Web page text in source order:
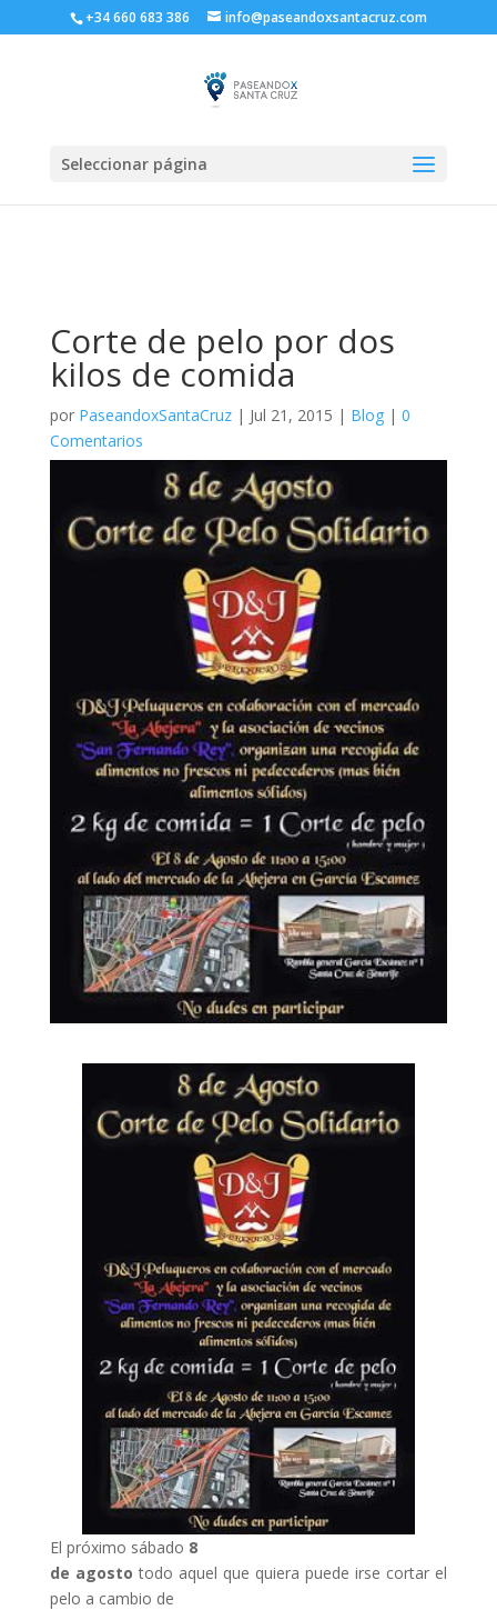
+34 660 683 386 info@paseandoxsantacruz.com
Seleccionar página
Corte de pelo por dos
kilos de comida
por PaseandoxSantaCruz| Jul 21, 2015 | Blog| 0
Comentarios
El próximo sábado 8
de agosto todo aquel que quiera puede irse cortar el
pelo a cambio de